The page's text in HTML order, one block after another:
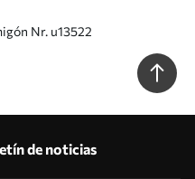
Nr. u13522
de noticias